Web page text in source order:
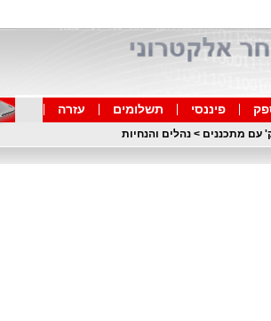
פיננסי תשלומים
עזרה
עם מתכננים > נהלים והנחיות